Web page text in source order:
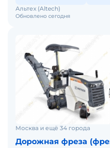
Обновлено сегодня
Альтех (Altech)
Москва и ещё 34 города
Дорожная фреза